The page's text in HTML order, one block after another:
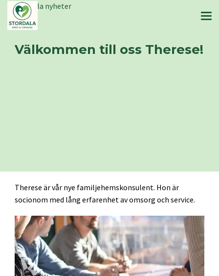
Stordala nyheter
Välkommen till oss Therese!
Therese är vår nye familjehemskonsulent. Hon är
socionom med lång erfarenhet av omsorg och service.